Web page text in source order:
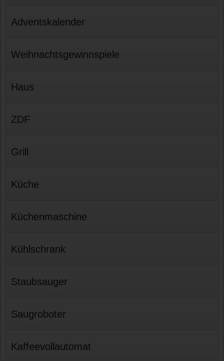
Adventskalender
Weihnachtsgewinnspiele
Haus
ZDF
Grill
Küche
Küchenmaschine
Kühlschrank
Staubsauger
Saugroboter
Kaffeevollautomat